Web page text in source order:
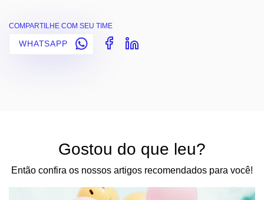
COMPARTILHE COM SEU TIME
WHATSAPP
Gostou do que leu?
Então confira os nossos artigos recomendados para você!